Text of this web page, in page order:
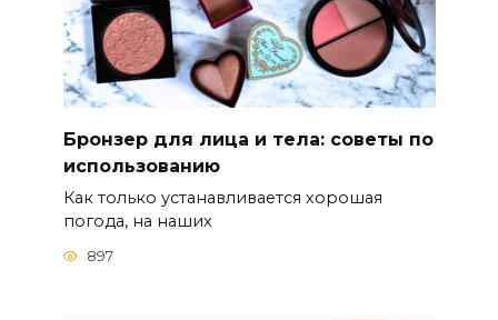
Бронзер для лица и тела: советы по
использованию
Как только устанавливается хорошая
погода, на наших
897